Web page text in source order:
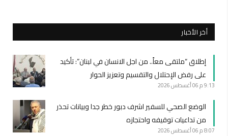
أخر الأخبار
إطلاق “ملتقى معاً.. من اجل الانسان في لبنان”: تأكيد
على رفض الإحتلال والتقسيم وتعزيز الحوار
9:13 م 06 أغسطس 2026
الوضع الصحي للسفير اشرف دبور خطر جدا وبيانات تحذر
من تداعيات توقيفه واحتجازه
8:07 م 06 أغسطس 2026